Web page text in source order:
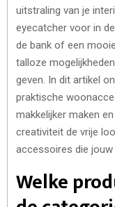
uitstraling van je
eyecatcher voor in
de bank of een
talloze
geven. In dit artikel
praktische
makkelijker maken
creativiteit de vrije
accessoires die
Welke